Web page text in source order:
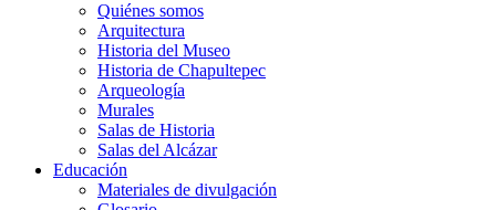
Quiénes somos
Arquitectura
Historia del Museo
Historia de Chapultepec
Arqueología
Murales
Salas de Historia
Salas del Alcázar
Educación
Materiales de divulgación